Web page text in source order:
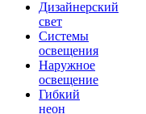
Дизайнерский
свет
Системы
освещения
Наружное
освещение
Гибкий
неон